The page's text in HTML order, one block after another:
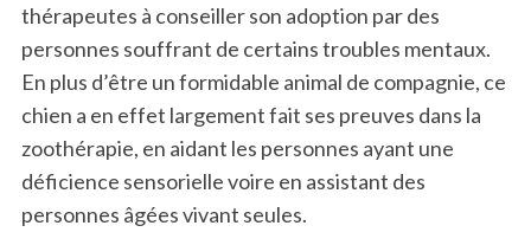
thérapeutes à conseiller son adoption par des
personnes souffrant de certains troubles mentaux.
En plus d’être un formidable animal de compagnie, ce
chien a en effet largement fait ses preuves dans la
zoothérapie, en aidant les personnes ayant une
déficience sensorielle voire en assistant des
personnes âgées vivant seules.